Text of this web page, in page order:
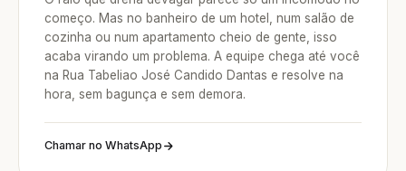
começo. Mas no banheiro de um hotel, num salão de
cozinha ou num apartamento cheio de gente, isso
acaba virando um problema. A equipe chega até você
na Rua Tabeliao José Candido Dantas e resolve na
hora, sem bagunça e sem demora.
Chamar no WhatsApp